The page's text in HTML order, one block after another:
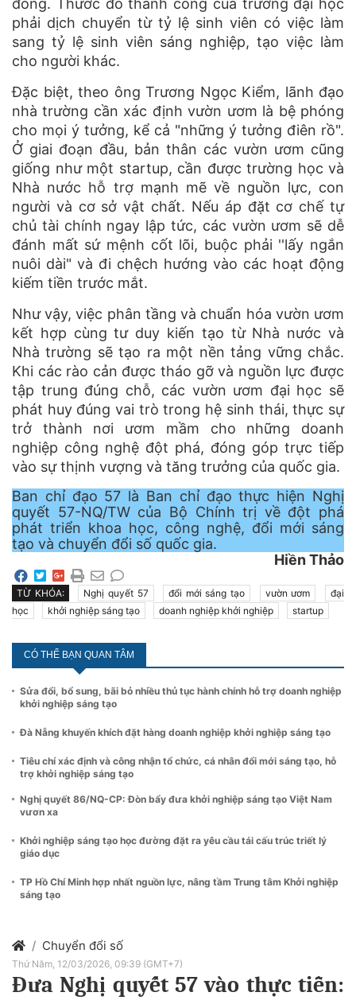
đồng. Thước đo thành công của trường đại học
phải dịch chuyển từ tỷ lệ sinh viên có việc làm
sang tỷ lệ sinh viên sáng nghiệp, tạo việc làm
cho người khác.
Đặc biệt, theo ông Trương Ngọc Kiểm, lãnh đạo
nhà trường cần xác định vườn ươm là bệ phóng
cho mọi ý tưởng, kể cả "những ý tưởng điên rồ".
Ở giai đoạn đầu, bản thân các vườn ươm cũng
giống như một startup, cần được trường học và
Nhà nước hỗ trợ mạnh mẽ về nguồn lực, con
người và cơ sở vật chất. Nếu áp đặt cơ chế tự
chủ tài chính ngay lập tức, các vườn ươm sẽ dễ
đánh mất sứ mệnh cốt lõi, buộc phải ''lấy ngắn
nuôi dài" và đi chệch hướng vào các hoạt động
kiếm tiền trước mắt.
Như vậy, việc phân tầng và chuẩn hóa vườn ươm
kết hợp cùng tư duy kiến tạo từ Nhà nước và
Nhà trường sẽ tạo ra một nền tảng vững chắc.
Khi các rào cản được tháo gỡ và nguồn lực được
tập trung đúng chỗ, các vườn ươm đại học sẽ
phát huy đúng vai trò trong hệ sinh thái, thực sự
trở thành nơi ươm mầm cho những doanh
nghiệp công nghệ đột phá, đóng góp trực tiếp
vào sự thịnh vượng và tăng trưởng của quốc gia.
Ban chỉ đạo 57 là Ban chỉ đạo thực hiện Nghị
quyết 57-NQ/TW của Bộ Chính trị về đột phá
phát triển khoa học, công nghệ, đổi mới sáng
tạo và chuyển đổi số quốc gia.
Hiền Thảo
TỪ KHÓA: Nghị quyết 57 đổi mới sáng tạo vườn ươm
đại
học
khởi nghiệp sáng tạo doanh nghiệp khởi nghiệp startup
CÓ THỂ BẠN QUAN TÂM
Sửa đổi, bổ sung, bãi bỏ nhiều thủ tục hành chính hỗ trợ doanh nghiệp
khởi nghiệp sáng tạo
Đà Nẵng khuyến khích đặt hàng doanh nghiệp khởi nghiệp sáng tạo
Tiêu chí xác định và công nhận tổ chức, cá nhân đổi mới sáng tạo, hỗ
trợ khởi nghiệp sáng tạo
Nghị quyết 86/NQ-CP: Đòn bẩy đưa khởi nghiệp sáng tạo Việt Nam
vươn xa
Khởi nghiệp sáng tạo học đường đặt ra yêu cầu tái cấu trúc triết lý
giáo dục
TP Hồ Chí Minh hợp nhất nguồn lực, nâng tầm Trung tâm Khởi nghiệp
sáng tạo
Chuyển đổi số
Thứ Năm, 12/03/2026, 09:39 (GMT+7)
Đưa Nghị quyết 57 vào thực tiễn: